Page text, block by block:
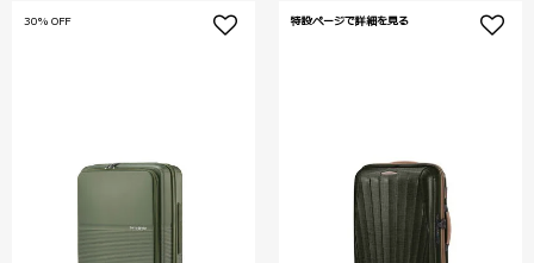
30% OFF 特設ページで詳細を見る